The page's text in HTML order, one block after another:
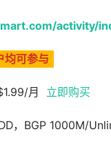
activity/
均可参与
月 立即购买
，BGP 1000M/